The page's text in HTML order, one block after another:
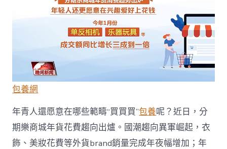
包養網
年青人還愿意在哪些範疇“買買買”包養呢？近日，分
期樂商城年貨花費趨向出爐。國潮趨向異軍崛起，衣
飾、美妝花費等外貨brand銷量完成年夜幅增加；年